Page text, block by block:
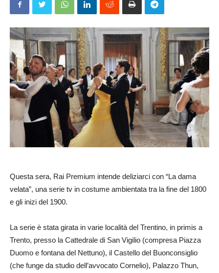
Questa sera, Rai Premium intende deliziarci con “La dama
velata”, una serie tv in costume ambientata tra la fine del 1800
e gli inizi del 1900.
La serie è stata girata in varie località del Trentino, in primis a
Trento, presso la Cattedrale di San Vigilio (compresa Piazza
Duomo e fontana del Nettuno), il Castello del Buonconsiglio
(che funge da studio dell’avvocato Cornelio), Palazzo Thun,